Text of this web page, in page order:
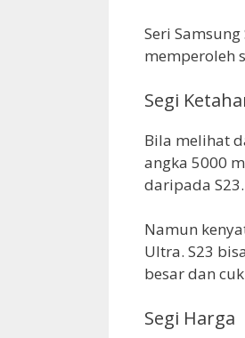
Seri
memperoleh
Segi
Bila melihat
angka 5000
daripada S23.
Namun
Ultra. S23
besar dan
Segi Harga